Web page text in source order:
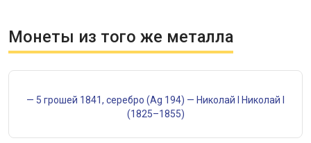
Монеты из того же металла
— 5 грошей 1841, серебро (Ag 194) — Николай I Николай I
(1825–1855)